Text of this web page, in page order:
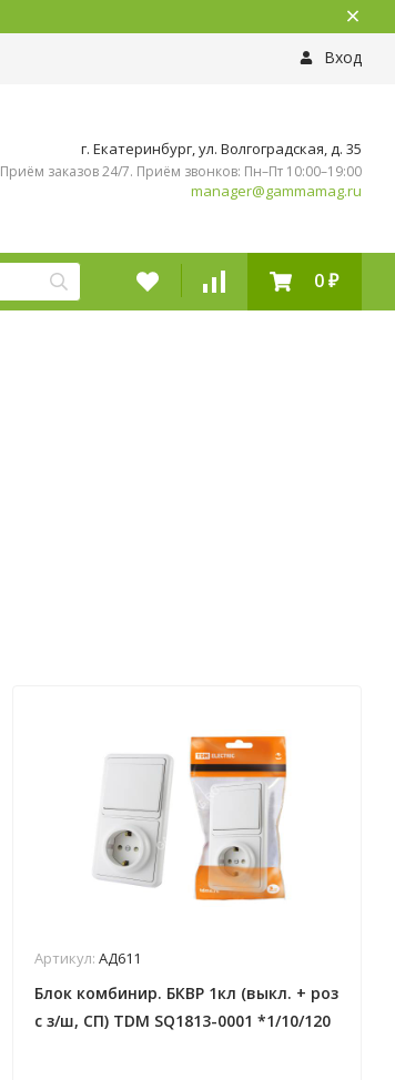
Вход
г. Екатеринбург, ул. Волгоградская, д. 35
Приём заказов 24/7. Приём звонков: Пн–Пт 10:00–19:00
manager@gammamag.ru
0 ₽
Артикул:АД611
Блок комбинир. БКВР 1кл (выкл. + роз
с з/ш, СП) TDM SQ1813-0001 *1/10/120